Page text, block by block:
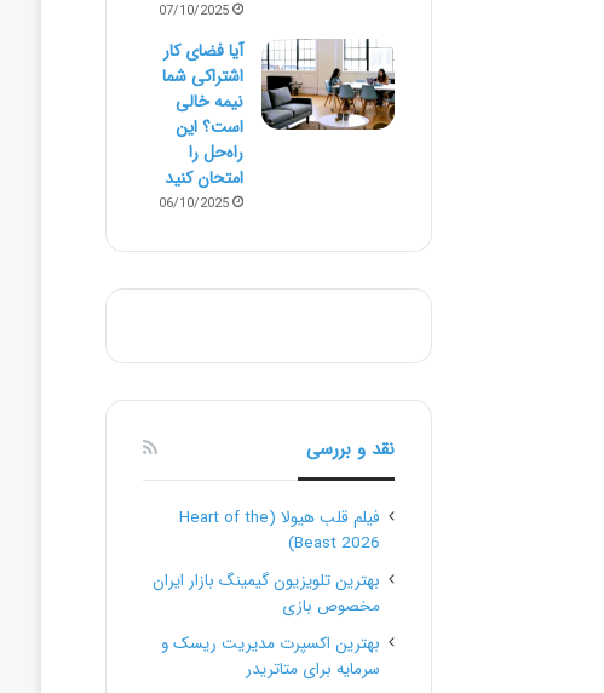
07/10/2025
آیا فضای کار
اشتراکی شما
نیمه‌ خالی
است؟ این
راه‌حل را
امتحان کنید
06/10/2025
نقد و بررسی
فیلم قلب هیولا (Heart of the
Beast 2026)
بهترین تلویزیون گیمینگ بازار ایران
مخصوص بازی
بهترین اکسپرت مدیریت ریسک و
سرمایه برای متاتریدر